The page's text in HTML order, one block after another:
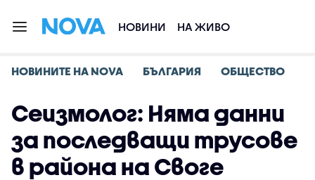
НОВИНИ НА ЖИВО
НОВИНИТЕ НА NOVA БЪЛГАРИЯ ОБЩЕСТВО
Сеизмолог: Няма данни
за последващи трусове
в района на Своге